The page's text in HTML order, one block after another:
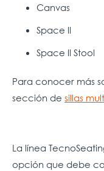
Canvas
Space ll
Space ll Stool
Para conocer más
sección de sillas
La línea
opción que debe